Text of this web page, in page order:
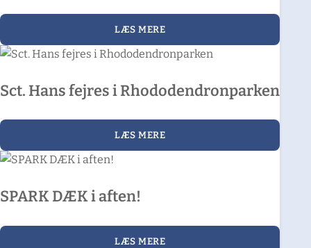
LÆS MERE
Sct. Hans fejres i Rhododendronparken
LÆS MERE
SPARK DÆK i aften!
LÆS MERE